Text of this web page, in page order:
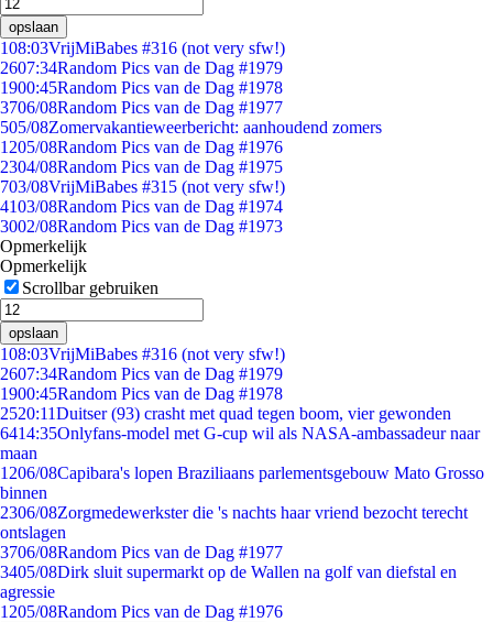
opslaan
108:03VrijMiBabes #316 (not very sfw!)
2607:34Random Pics van de Dag #1979
1900:45Random Pics van de Dag #1978
3706/08Random Pics van de Dag #1977
505/08Zomervakantieweerbericht: aanhoudend zomers
1205/08Random Pics van de Dag #1976
2304/08Random Pics van de Dag #1975
703/08VrijMiBabes #315 (not very sfw!)
4103/08Random Pics van de Dag #1974
3002/08Random Pics van de Dag #1973
Opmerkelijk
Opmerkelijk
Scrollbar gebruiken
opslaan
108:03VrijMiBabes #316 (not very sfw!)
2607:34Random Pics van de Dag #1979
1900:45Random Pics van de Dag #1978
2520:11Duitser (93) crasht met quad tegen boom, vier gewonden
6414:35Onlyfans-model met G-cup wil als NASA-ambassadeur naar
maan
1206/08Capibara's lopen Braziliaans parlementsgebouw Mato Grosso
binnen
2306/08Zorgmedewerkster die 's nachts haar vriend bezocht terecht
ontslagen
3706/08Random Pics van de Dag #1977
3405/08Dirk sluit supermarkt op de Wallen na golf van diefstal en
agressie
1205/08Random Pics van de Dag #1976